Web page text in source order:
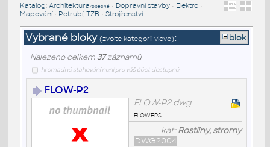
Katalog: Architektura/obecné• Dopravní stavby• Elektro•
Mapování• Potrubí, TZB • Strojírenství
Vybrané bloky (zvolte kategorii vlevo): blok
Nalezeno celkem 37záznamů
hromadné stahování není pro váš účet dostupné
FLOW-P2
FLOW-P2.dwg
flowers
kat:Rostliny, stromy
DWG2004